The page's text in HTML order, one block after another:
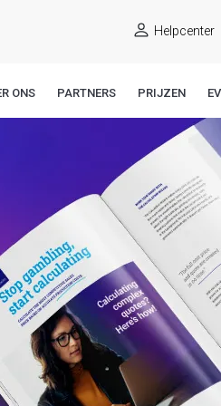
Helpcenter
ONS PARTNERS PRIJZEN